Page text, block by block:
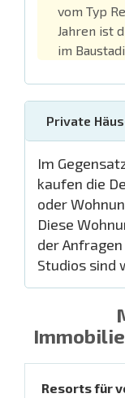
vom Typ
Jahren ist
im
Private
Im
kaufen die
oder
Diese
der
Studios sind
Resorts für